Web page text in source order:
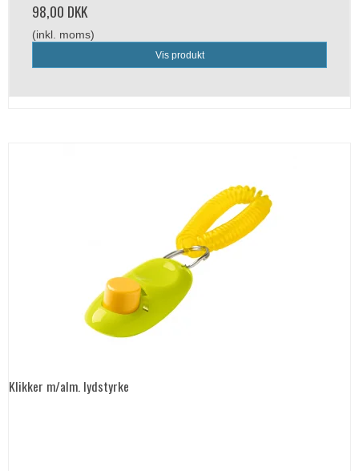
98,00 DKK
(inkl. moms)
Vis produkt
Klikker m/alm. lydstyrke